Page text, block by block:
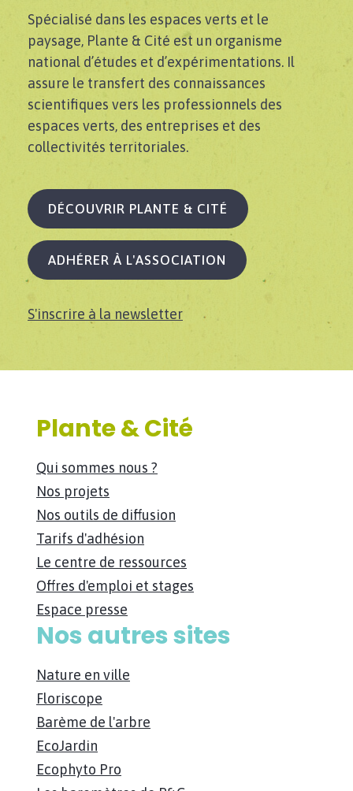
Spécialisé dans les espaces verts et le
paysage, Plante & Cité est un organisme
national d’études et d’expérimentations. Il
assure le transfert des connaissances
scientifiques vers les professionnels des
espaces verts, des entreprises et des
collectivités territoriales.
DÉCOUVRIR PLANTE & CITÉ
ADHÉRER À L'ASSOCIATION
S'inscrire à la newsletter
Plante & Cité
Qui sommes nous ?
Nos projets
Nos outils de diffusion
Tarifs d'adhésion
Le centre de ressources
Offres d'emploi et stages
Espace presse
Nos autres sites
Nature en ville
Floriscope
Barème de l'arbre
EcoJardin
Ecophyto Pro